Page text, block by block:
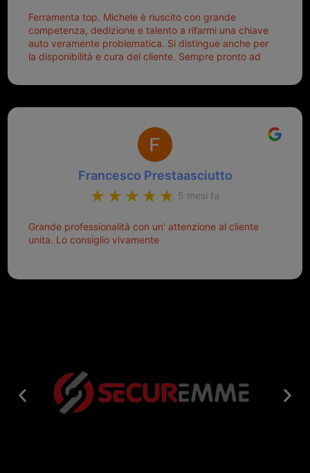
Ferramenta top. Michele è riuscito con grande
competenza, dedizione e talento a rifarmi una chiave
auto veramente problematica. Si distingue anche per
la disponibilità e cura del cliente. Sempre pronto ad
Francesco Prestaasciutto
5 mesi fa
Grande professionalità con un' attenzione al cliente
unita. Lo consiglio vivamente